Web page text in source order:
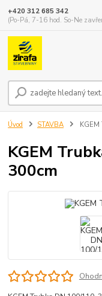
+420 312 685 342
(Po-Pá, 7-16 hod. So-Ne
Úvod STAVBA
KGEM
300cm